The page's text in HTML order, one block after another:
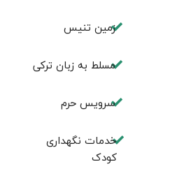
زمين تنيس
مسلط به زبان ترکی
سرویس حرم
خدمات نگهداری
کودک